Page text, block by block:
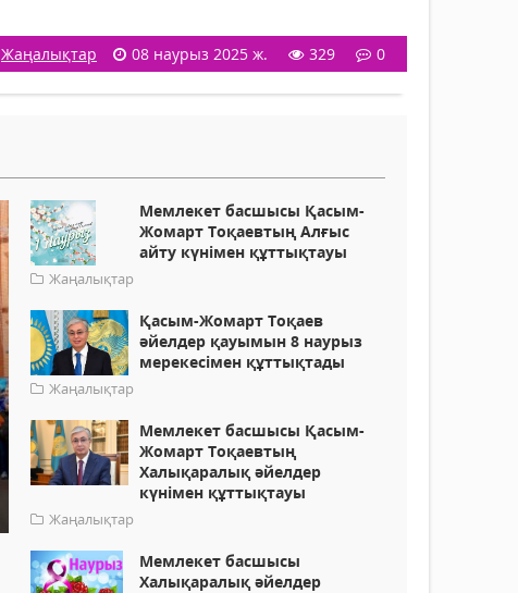
Жаңалықтар 08 наурыз 2025 ж. 329 0
Мемлекет басшысы Қасым-
Жомарт Тоқаевтың Алғыс
айту күнімен құттықтауы
Жаңалықтар
Қасым-Жомарт Тоқаев
әйелдер қауымын 8 наурыз
мерекесімен құттықтады
Жаңалықтар
Мемлекет басшысы Қасым-
Жомарт Тоқаевтың
Халықаралық әйелдер
күнімен құттықтауы
Жаңалықтар
Мемлекет басшысы
Халықаралық әйелдер